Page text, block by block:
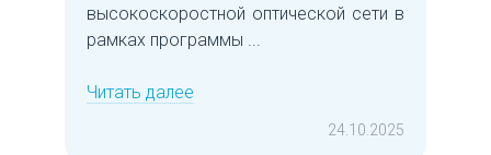
высокоскоростной оптической сети в
рамках программы ...
Читать далее
24.10.2025